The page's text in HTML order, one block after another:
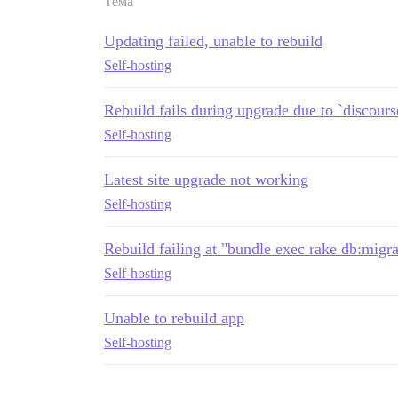
Updating failed, unable to rebuild
Self-hosting
Rebuild fails during upgrade due to
Self-hosting
Latest site upgrade not working
Self-hosting
Rebuild failing at "bundle exec rake
Self-hosting
Unable to rebuild app
Self-hosting